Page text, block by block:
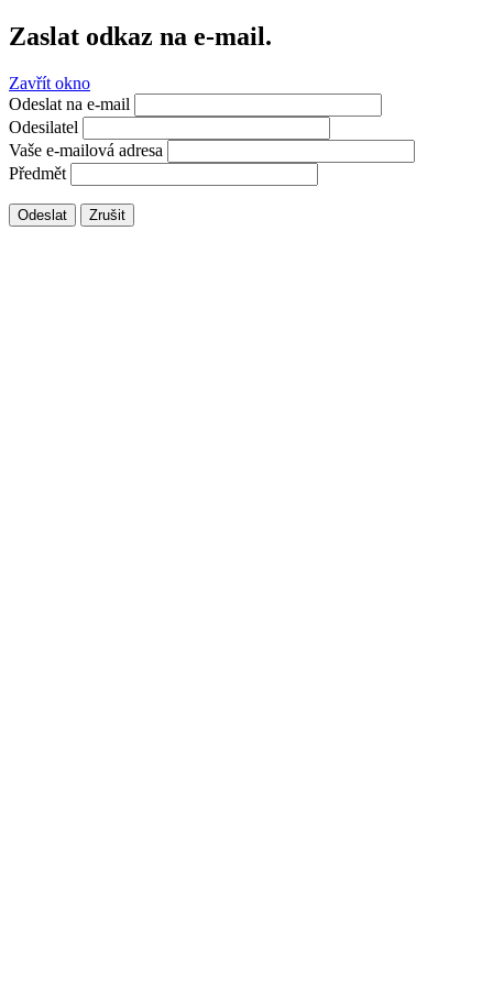
Zaslat odkaz na e-mail.
Zavřít okno
Odeslat na e-mail
Odesilatel
Vaše e-mailová adresa
Předmět
Odeslat Zrušit